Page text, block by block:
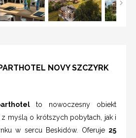
NOVY SZCZYRK
to nowoczesny obiekt
myślą o krótszych pobytach, jak i
w sercu Beskidów. Oferuje 25